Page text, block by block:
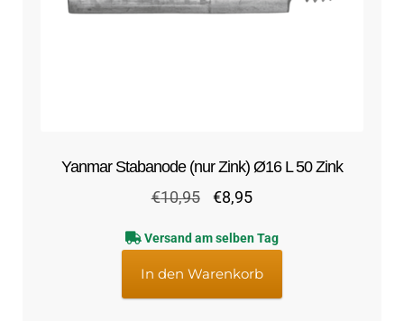
Yanmar Stabanode (nur Zink) Ø16 L 50 Zink
€10,95
Ursprünglicher
war:
€10,95
€8,95Aktueller
ist:
€8,95.
Versand am selben Tag
In den Warenkorb